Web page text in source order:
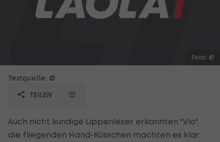
Foto: ©
Textquelle: ©
TEILEN
Auch nicht kundige Lippenleser erkannten "Vio",
die fliegenden Hand-Küsschen machten es klar: